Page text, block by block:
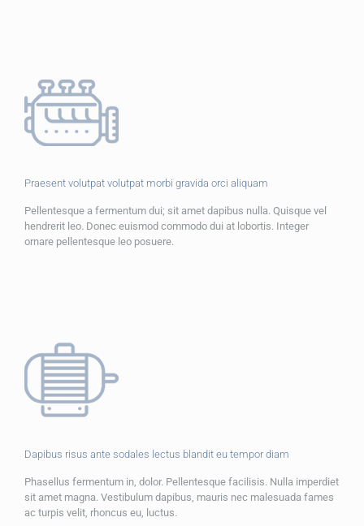
Praesent volutpat volutpat morbi gravida orci aliquam
Pellentesque a fermentum dui; sit amet dapibus nulla. Quisque vel
hendrerit leo. Donec euismod commodo dui at lobortis. Integer
ornare pellentesque leo posuere.
Dapibus risus ante sodales lectus blandit eu tempor diam
Phasellus fermentum in, dolor. Pellentesque facilisis. Nulla imperdiet
sit amet magna. Vestibulum dapibus, mauris nec malesuada fames
ac turpis velit, rhoncus eu, luctus.